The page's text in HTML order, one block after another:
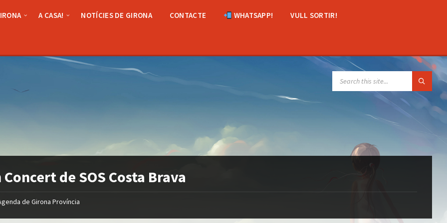
A CASA! NOTÍCIES DE GIRONA CONTACTE WHATSAPP! VULL SORTIR!
Concert de SOS Costa Brava
de Girona Província